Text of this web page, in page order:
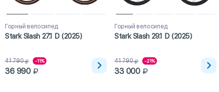
Горный велосипед
Stark Slash 27.1 D (2025)
41 790 -11%
36 990
Горный велосипед
Stark Slash 29.1 D (2025)
41 790 -21%
33 000